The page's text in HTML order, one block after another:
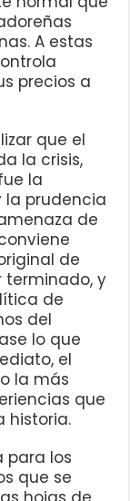
A estas
precios a
que el
la crisis,
la
la prudencia
de
de
terminado, y
de
del
lo que
el
la más
que
historia.
para los
que se